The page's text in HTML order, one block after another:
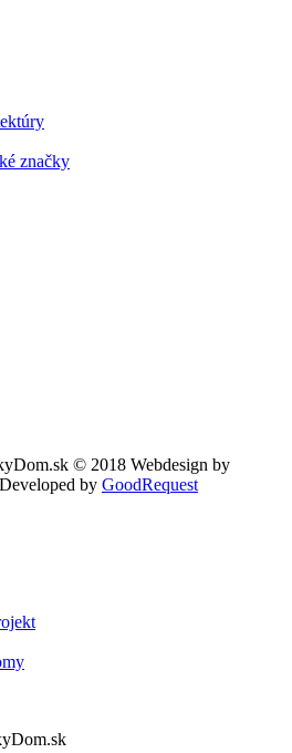
značky
© 2018 Webdesign by
Developed by GoodRequest